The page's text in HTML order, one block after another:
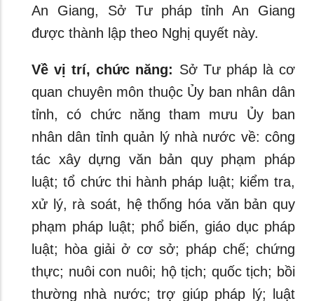
An Giang, Sở Tư pháp tỉnh An Giang
được thành lập theo Nghị quyết này.
Về vị trí, chức năng: Sở Tư pháp là cơ
quan chuyên môn thuộc Ủy ban nhân dân
tỉnh, có chức năng tham mưu Ủy ban
nhân dân tỉnh quản lý nhà nước về: công
tác xây dựng văn bản quy phạm pháp
luật; tổ chức thi hành pháp luật; kiểm tra,
xử lý, rà soát, hệ thống hóa văn bản quy
phạm pháp luật; phổ biến, giáo dục pháp
luật; hòa giải ở cơ sở; pháp chế; chứng
thực; nuôi con nuôi; hộ tịch; quốc tịch; bồi
thường nhà nước; trợ giúp pháp lý; luật